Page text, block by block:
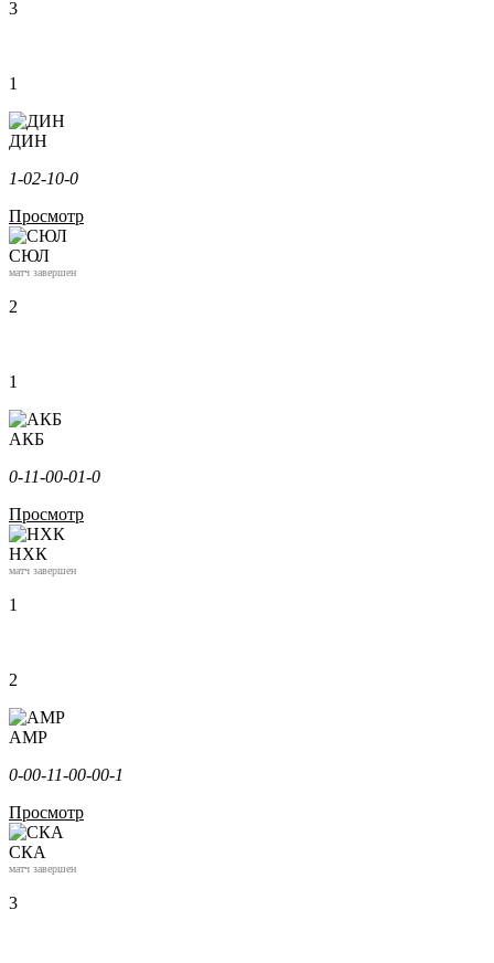
3
1
ДИН
1-02-10-0
Просмотр
СЮЛ
матч завершен
2
1
АКБ
0-11-00-01-0
Просмотр
НХК
матч завершен
1
2
АМР
0-00-11-00-00-1
Просмотр
СКА
матч завершен
3